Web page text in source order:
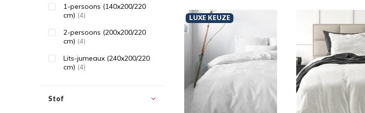
LUXE KEUZE
1-persoons (140x200/220
cm) (4)
2-persoons (200x200/220
cm) (4)
Lits-jumeaux (240x200/220
cm) (4)
Stof